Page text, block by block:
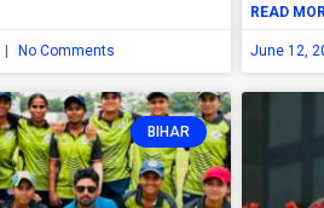
No Comments
READ
June 12,
BIHAR